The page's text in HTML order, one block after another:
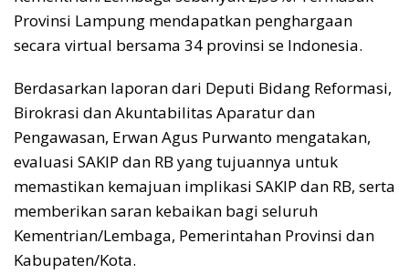
Provinsi Lampung mendapatkan penghargaan
secara virtual bersama 34 provinsi se Indonesia.
Berdasarkan laporan dari Deputi Bidang Reformasi,
Birokrasi dan Akuntabilitas Aparatur dan
Pengawasan, Erwan Agus Purwanto mengatakan,
evaluasi SAKIP dan RB yang tujuannya untuk
memastikan kemajuan implikasi SAKIP dan RB, serta
memberikan saran kebaikan bagi seluruh
Kementrian/Lembaga, Pemerintahan Provinsi dan
Kabupaten/Kota.